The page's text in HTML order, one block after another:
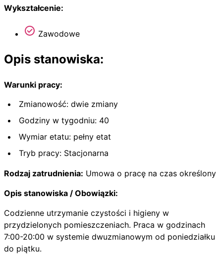
Wykształcenie:
Zawodowe
Opis stanowiska:
Warunki pracy:
Zmianowość: dwie zmiany
Godziny w tygodniu: 40
Wymiar etatu: pełny etat
Tryb pracy: Stacjonarna
Rodzaj zatrudnienia: Umowa o pracę na czas określony
Opis stanowiska / Obowiązki:
Codzienne utrzymanie czystości i higieny w
przydzielonych pomieszczeniach. Praca w godzinach
7:00-20:00 w systemie dwuzmianowym od poniedziałku
do piątku.